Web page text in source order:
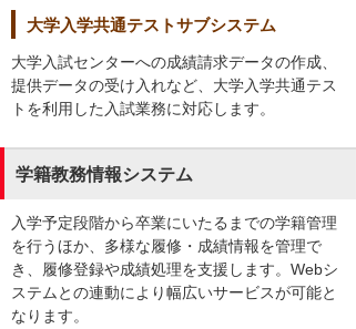
大学入学共通テストサブシステム
大学入試センターへの成績請求データの作成、
提供データの受け入れなど、大学入学共通テス
トを利用した入試業務に対応します。
学籍教務情報システム
入学予定段階から卒業にいたるまでの学籍管理
を行うほか、多様な履修・成績情報を管理で
き、履修登録や成績処理を支援します。Webシ
ステムとの連動により幅広いサービスが可能と
なります。